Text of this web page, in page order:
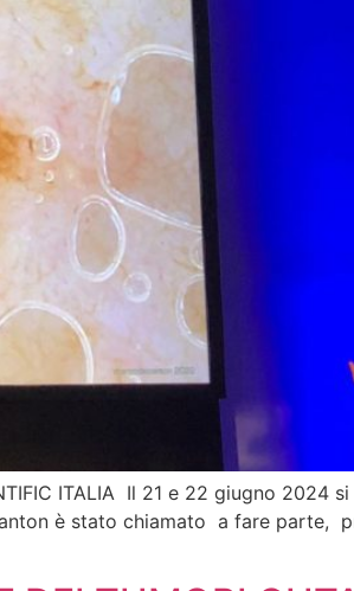
ITALIA Il 21 e 22 giugno
è stato chiamato a fare parte,